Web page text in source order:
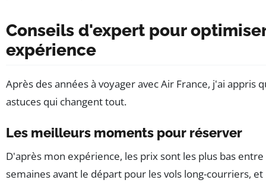
Conseils d'expert pour
expérience
Après des années à voyager avec Air France, j'ai appris
astuces qui changent tout.
Les meilleurs moments pour réserver
D'après mon expérience, les prix sont les plus bas
semaines avant le départ pour les vols long-courriers,